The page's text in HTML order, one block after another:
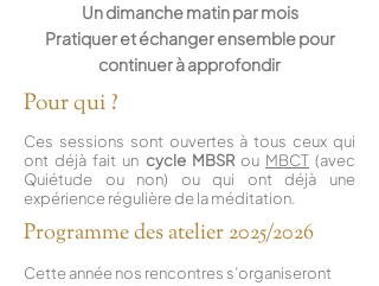
Un dimanche matin par mois
Pratiquer et échanger ensemble pour
continuer à approfondir
Pour qui ?
Ces sessions sont ouvertes à tous ceux qui
ont déjà fait un cycle MBSRou MBCT(avec
Quiétude ou non) ou qui ont déjà une
expérience régulière de la méditation.
Programme des atelier 2025/2026
Cette année nos rencontres s’organiseront